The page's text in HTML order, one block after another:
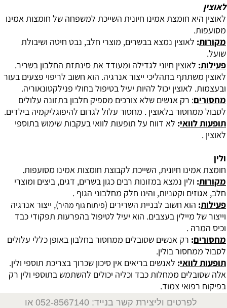
לאוצין
‏לאוצין היא חומצת אמינו חיונית השייכת למשפחה של חומצות אמינו
מסועפות.
מקורות: לאוצין נמצא בבשרים, מוצרי חלב, נבט חיטה ושיבולת
שועל.
פעילות: לאוצין חיוני לגדילה ומעודד את סינתזת החלבון בשריר.
לאוצין משתתף בתהליכי ייצור אנרגיה. הוא חשוב לריפוי פצעים בעור
ובעצמות. לאוצין יכול להיות יעיל בטיפול בחולי פנילקטונאוריה.
מחסורים: רק אנשים שלא צורכים מספיק חלבון בתזונה עלולים
לסבול ממחסור בלאוצין . מחסור עלול לגרום להיפוגליקמיה בילדים.
תופעות לוואי: לא דווח על תופעות לוואי בעקבות שימוש בתוספי
לאוצין .
ולין
‏חומצת אמינו חיונית, השייכת לקבוצת חומצות אמינו מסועפות.
מקורות: ולין נמצא במזונות רבים כגון בשרים, דגים, ביצים ומוצרי
חלב, אגוזים וקטניות, והינו חלק מחלבוני הגוף .
פעילות: הוא חשוב לבניית השרירים (פיתוח גוף מהיר), ייצור אנרגיה
וייצור של מיילין בעצבים. הוא יעיל לטיפול בהפרעות תפקודי כבד
וכיס המרה .
מחסורים: רק אנשים שסובלים ממחסור בחלבון באופן כללי עלולים
לסבול ממחסור בולין.
תופעות לוואי: לאנשים בריאים אין סיכון שכרוך בצריכת תוספי ולין.
אלה שסובלים ממחלות כבד וכליה יכולים להשתמש בתוספי ולין רק
בפיקוח רפואי צמוד.
לפרטים וליצירת קשר בנייד: 052-8567140
או